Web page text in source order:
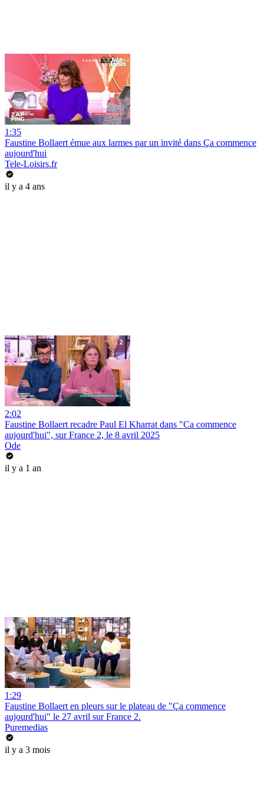
1:35
Faustine Bollaert émue aux larmes par un invité dans Ça commence
aujourd'hui
Tele-Loisirs.fr
il y a 4 ans
2:02
Faustine Bollaert recadre Paul El Kharrat dans "Ca commence
aujourd'hui", sur France 2, le 8 avril 2025
Ode
il y a 1 an
1:29
Faustine Bollaert en pleurs sur le plateau de "Ça commence
aujourd'hui" le 27 avril sur France 2.
Puremedias
il y a 3 mois